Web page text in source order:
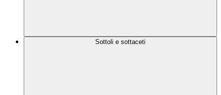
Sottoli e sottaceti